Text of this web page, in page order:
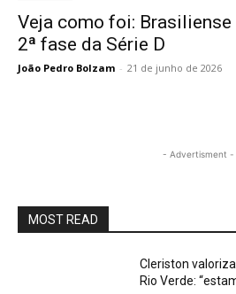
Veja como foi: Brasiliense
2ª fase da Série D
João Pedro Bolzam - 21 de junho de 2026
- Advertisment -
MOST READ
Cleriston
Rio Verde: